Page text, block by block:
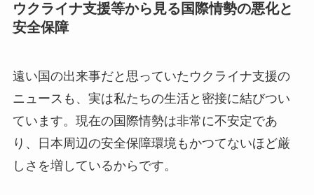
ウクライナ支援等から見る国際情勢の悪化と
安全保障
遠い国の出来事だと思っていたウクライナ支援の
ニュースも、実は私たちの生活と密接に結びつい
ています。現在の国際情勢は非常に不安定であ
り、日本周辺の安全保障環境もかつてないほど厳
しさを増しているからです。